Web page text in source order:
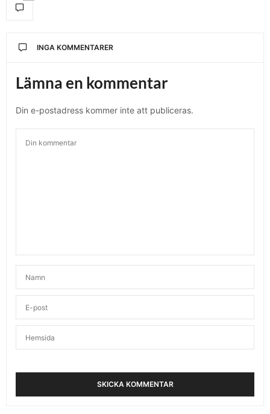
INGA KOMMENTARER
Lämna en kommentar
Din e-postadress kommer inte att publiceras.